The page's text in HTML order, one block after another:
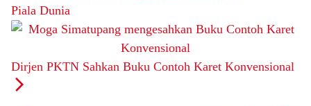
Piala Dunia
Dirjen PKTN Sahkan Buku Contoh Karet Konvensional